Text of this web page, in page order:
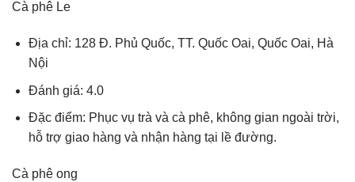
Cà phê Le
Địa chỉ: 128 Đ. Phủ Quốc, TT. Quốc Oai, Quốc Oai, Hà
Nội
Đánh giá: 4.0
Đặc điểm: Phục vụ trà và cà phê, không gian ngoài trời,
hỗ trợ giao hàng và nhận hàng tại lề đường.
Cà phê ong